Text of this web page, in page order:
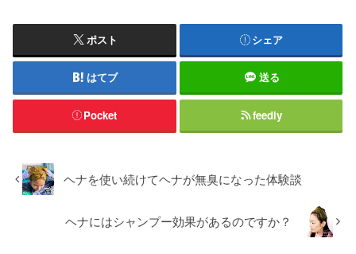
ポスト シェア
はてブ 送る
Pocket feedly
ヘナを使い続けてヘナが無臭になった体験談
ヘナにはシャンプー効果があるのですか？